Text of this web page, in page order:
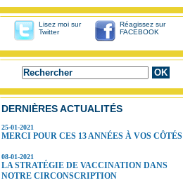
Lisez moi sur
Twitter
Réagissez sur
FACEBOOK
DERNIÈRES ACTUALITÉS
25-01-2021
MERCI POUR CES 13 ANNÉES À VOS CÔTÉS
08-01-2021
LA STRATÉGIE DE VACCINATION DANS
NOTRE CIRCONSCRIPTION